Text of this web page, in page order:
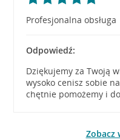
Profesjonalna obsługa
Odpowiedź:
Dziękujemy za Twoją
wysoko cenisz sobie
chętnie pomożemy i
Zobacz